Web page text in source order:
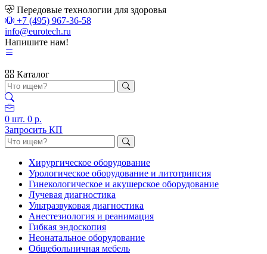
Передовые технологии для здоровья
+7 (495) 967-36-58
info@eurotech.ru
Напишите нам!
Каталог
0 шт. 0 р.
Запросить КП
Хирургическое оборудование
Урологическое оборудование и литотрипсия
Гинекологическое и акушерское оборудование
Лучевая диагностика
Ультразвуковая диагностика
Анестезиология и реанимация
Гибкая эндоскопия
Неонатальное оборудование
Общебольничная мебель